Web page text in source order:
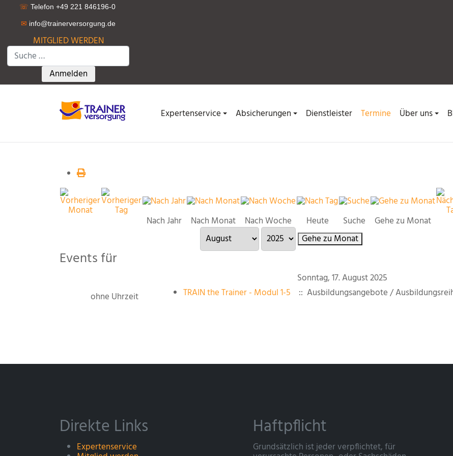
☏ Telefon +49 221 846196-0
✉ info@trainerversorgung.de
MITGLIED WERDEN
Suchen
Type 2 or more characters for results.
Anmelden
Expertenservice Absicherungen Dienstleister Termine Über uns
Nach Jahr Nach Monat Nach Woche Heute Suche
Gehe zu Monat
Gehe zu Monat
Events für
Sonntag, 17. August 2025
ohne Uhrzeit
TRAIN the Trainer - Modul 1-5 :: Ausbildungsangebote /
Direkte Links
Expertenservice
Haftpflicht
Grundsätzlich ist jeder verpflichtet, für